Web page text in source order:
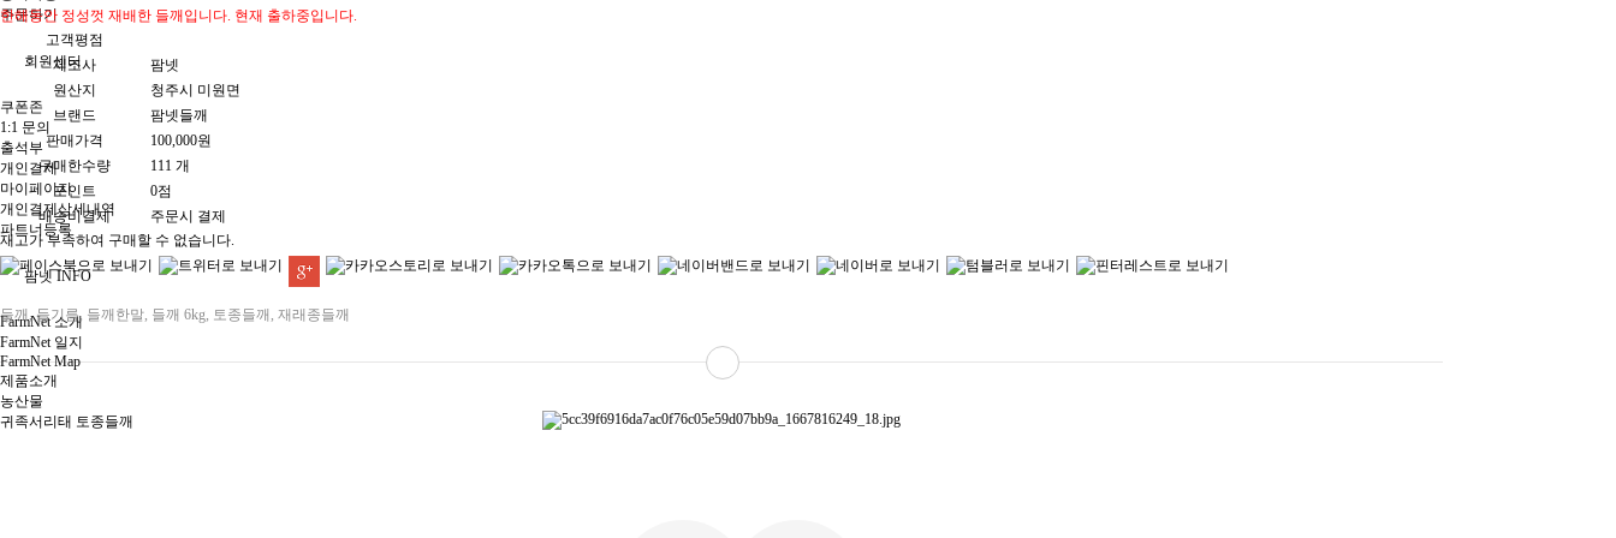
주문하기
회원센터
쿠폰존
1:1 문의
출석부
개인결제
마이페이지
개인결제상세내역
파트너등록
팜넷 INFO
FarmNet 소개
FarmNet 일지
FarmNet Map
제품소개
농산물
귀족서리태 토종들깨
한해동안 정성껏 재배한 들깨입니다. 현재 출하중입니다.
고객평점
제조사
팜넷
원산지
청주시 미원면
브랜드
팜넷들깨
판매가격
100,000원
구매한수량
111 개
포인트
0점
배송비결제
주문시 결제
재고가 부족하여 구매할 수 없습니다.
들깨 ,들기름, 들깨한말, 들깨 6kg, 토종들깨 , 재래종들깨